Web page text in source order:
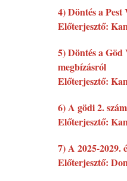
4) Döntés a
Előterjesztő:
5) Döntés a
megbízásról
Előterjesztő:
6) A gödi 2.
Előterjesztő:
7) A 2025-2029.
Előterjesztő: